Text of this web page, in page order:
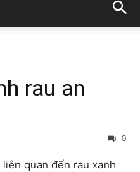
rau an
0
quan đến rau xanh